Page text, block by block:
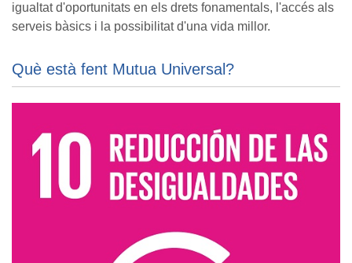
igualtat d'oportunitats en els drets fonamentals, l'accés als
serveis bàsics i la possibilitat d'una vida millor.
Què està fent Mutua Universal?